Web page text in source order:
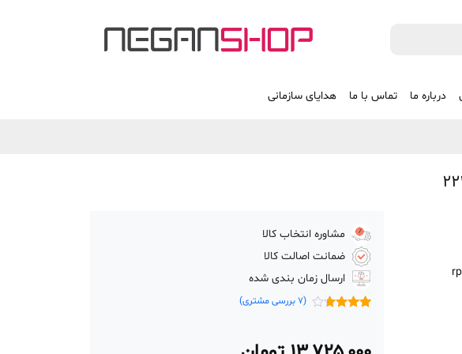
درباره ما تماس با ما هدایای سازمانی
مشاوره انتخاب کالا
ضمانت اصالت کالا
ارسال زمان بندی شده
امتیازدهی
(
7بررسی مشتری)